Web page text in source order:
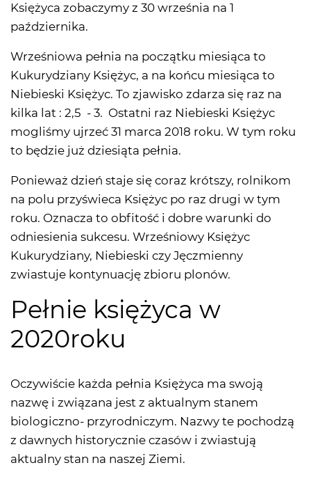
Księżyca zobaczymy z 30 września na 1
października.
Wrześniowa pełnia na początku miesiąca to
Kukurydziany Księżyc, a na końcu miesiąca to
Niebieski Księżyc. To zjawisko zdarza się raz na
kilka lat : 2,5 - 3. Ostatni raz Niebieski Księżyc
mogliśmy ujrzeć 31 marca 2018 roku. W tym roku
to będzie już dziesiąta pełnia.
Ponieważ dzień staje się coraz krótszy, rolnikom
na polu przyświeca Księżyc po raz drugi w tym
roku. Oznacza to obfitość i dobre warunki do
odniesienia sukcesu. Wrześniowy Księżyc
Kukurydziany, Niebieski czy Jęczmienny
zwiastuje kontynuację zbioru plonów.
Pełnie księżyca w
2020roku
Oczywiście każda pełnia Księżyca ma swoją
nazwę i związana jest z aktualnym stanem
biologiczno- przyrodniczym. Nazwy te pochodzą
z dawnych historycznie czasów i zwiastują
aktualny stan na naszej Ziemi.